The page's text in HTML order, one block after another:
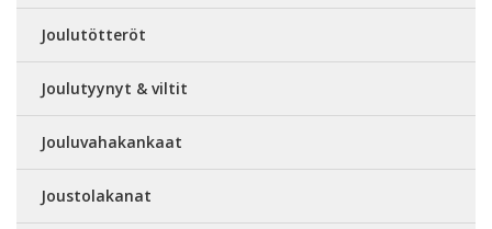
Joulutötteröt
Joulutyynyt & viltit
Jouluvahakankaat
Joustolakanat